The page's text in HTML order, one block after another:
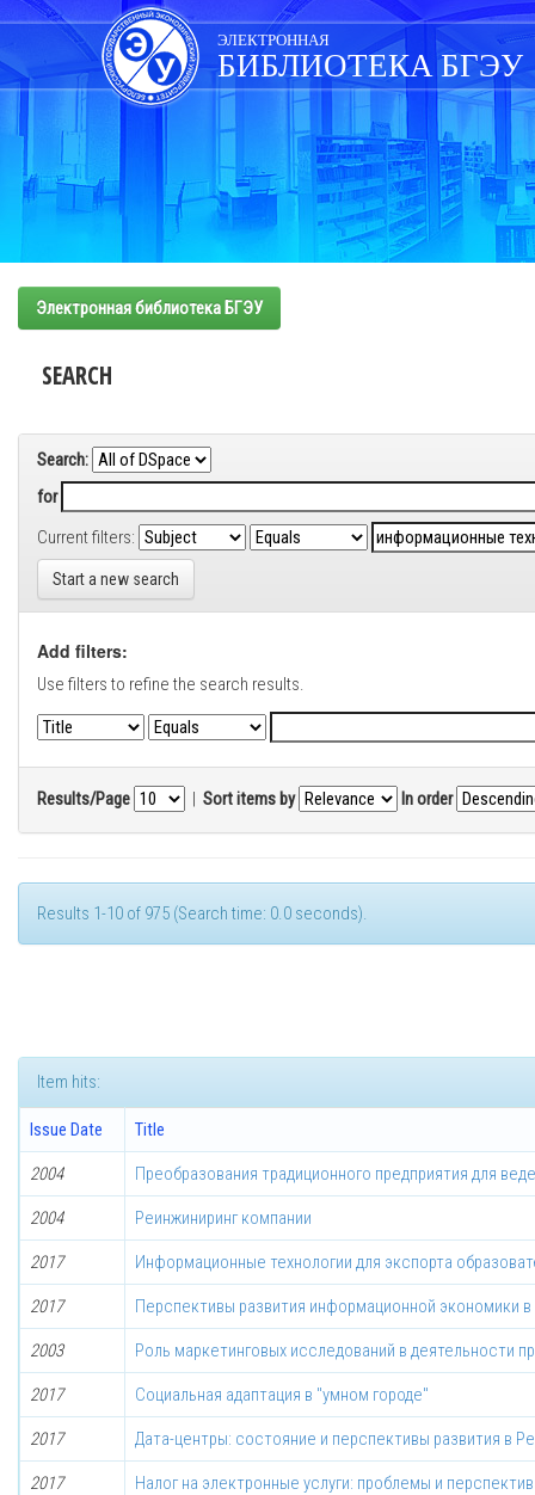
Skip
navigation
ЭЛЕКТРОННАЯ
БИБЛИОТЕКА БГЭУ
Электронная библиотека БГЭУ
SEARCH
Search:
for
Current filters:
Start a new search
Add filters:
Use filters to refine the search results.
Results/Page | Sort items by In order
Results 1-10 of 975 (Search time: 0.0 seconds).
Item hits:
Issue Date Title
2004 Преобразования традиционного предприятия для
2004 Реинжиниринг компании
2017 Информационные технологии для экспорта
2017 Перспективы развития информационной экономики
2003 Роль маркетинговых исследований в деятельности
2017 Социальная адаптация в "умном городе"
2017 Дата-центры: состояние и перспективы развития в
2017 Налог на электронные услуги: проблемы и